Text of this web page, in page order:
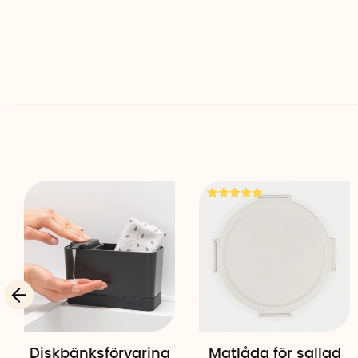
Diskbänksförvaring
Matlåda för sallad